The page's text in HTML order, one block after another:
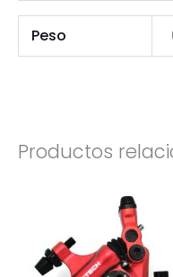
Peso
Productos